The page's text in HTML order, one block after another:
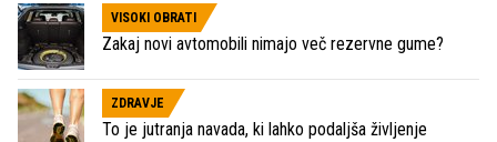
VISOKI OBRATI
Zakaj novi avtomobili nimajo več rezervne gume?
ZDRAVJE
To je jutranja navada, ki lahko podaljša življenje